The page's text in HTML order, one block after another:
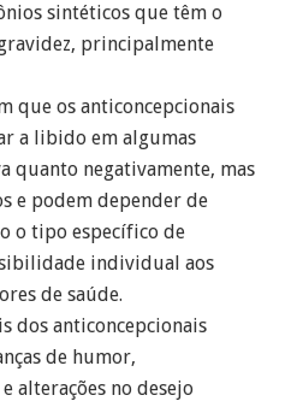
sintéticos que têm o
principalmente
que os anticoncepcionais
a libido em algumas
quanto negativamente, mas
e podem depender de
o tipo específico de
individual aos
de saúde.
dos anticoncepcionais
de humor,
alterações no desejo